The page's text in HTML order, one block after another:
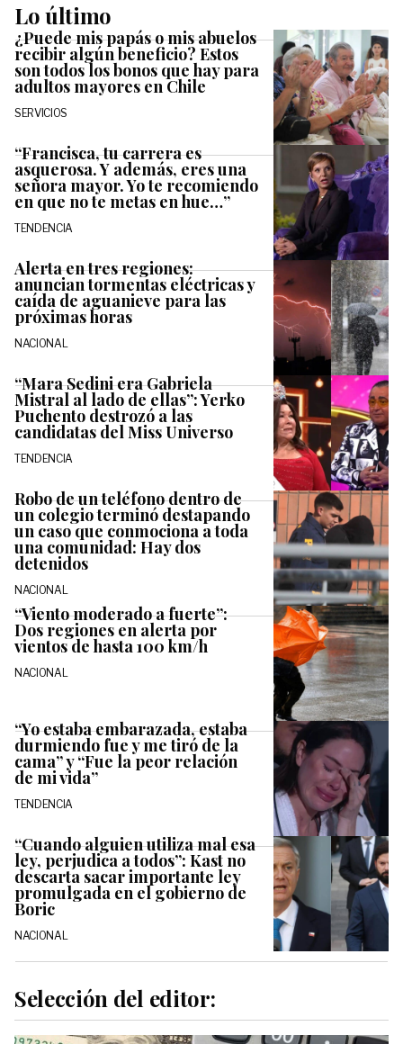
Lo último
¿Puede mis papás o mis abuelos
recibir algún beneficio? Estos
son todos los bonos que hay para
adultos mayores en Chile
SERVICIOS
“Francisca, tu carrera es
asquerosa. Y además, eres una
señora mayor. Yo te recomiendo
en que no te metas en hue…”
TENDENCIA
Alerta en tres regiones:
anuncian tormentas eléctricas y
caída de aguanieve para las
próximas horas
NACIONAL
“Mara Sedini era Gabriela
Mistral al lado de ellas”: Yerko
Puchento destrozó a las
candidatas del Miss Universo
TENDENCIA
Robo de un teléfono dentro de
un colegio terminó destapando
un caso que conmociona a toda
una comunidad: Hay dos
detenidos
NACIONAL
“Viento moderado a fuerte”:
Dos regiones en alerta por
vientos de hasta 100 km/h
NACIONAL
“Yo estaba embarazada, estaba
durmiendo fue y me tiró de la
cama” y “Fue la peor relación
de mi vida”
TENDENCIA
“Cuando alguien utiliza mal esa
ley, perjudica a todos”: Kast no
descarta sacar importante ley
promulgada en el gobierno de
Boric
NACIONAL
Selección del editor: